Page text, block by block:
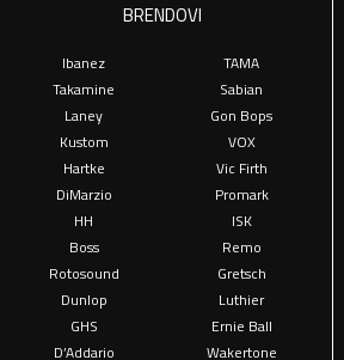
BRENDOVI
Ibanez
Takamine
Laney
Kustom
Hartke
DiMarzio
HH
Boss
Rotosound
Dunlop
GHS
D’Addario
TAMA
Sabian
Gon Bops
VOX
Vic Firth
Promark
ISK
Remo
Gretsch
Luthier
Ernie Ball
Wakertone